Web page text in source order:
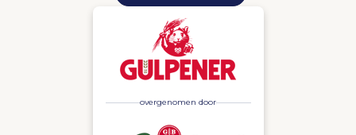
overgenomen door